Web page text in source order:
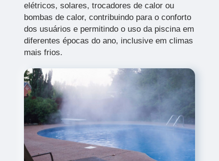
elétricos, solares, trocadores de calor ou
bombas de calor, contribuindo para o conforto
dos usuários e permitindo o uso da piscina em
diferentes épocas do ano, inclusive em climas
mais frios.